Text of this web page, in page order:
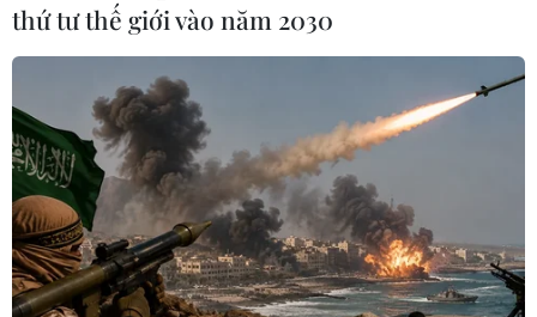
Tuyết Mai (TTXVN)
thứ tư thế giới vào năm 2030